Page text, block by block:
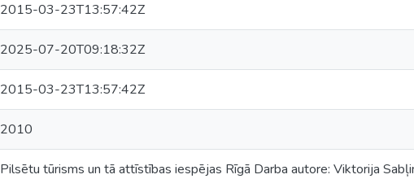
2015-03-23T13:57:42Z
2025-07-20T09:18:32Z
2015-03-23T13:57:42Z
2010
Pilsētu tūrisms un tā attīstības iespējas Rīgā Darba autore: Viktorija